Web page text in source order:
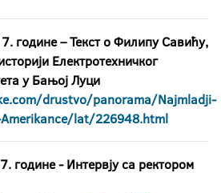
године– Текст о Филипу Савићу,
Eлектротехничког
у Бањој Луци
drustvo/panorama/Najmladji-
lat/226948.html
године- Интервју са ректором